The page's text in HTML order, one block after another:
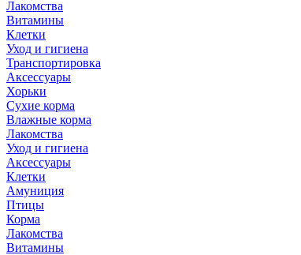
Лакомства
Витамины
Клетки
Уход и гигиена
Транспортировка
Аксессуары
Хорьки
Сухие корма
Влажные корма
Лакомства
Уход и гигиена
Аксессуары
Клетки
Амуниция
Птицы
Корма
Лакомства
Витамины